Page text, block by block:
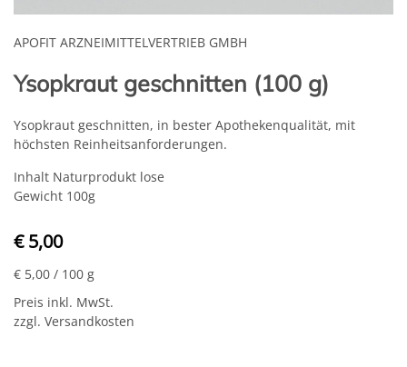
APOFIT ARZNEIMITTELVERTRIEB GMBH
Ysopkraut geschnitten (100 g)
Ysopkraut geschnitten, in bester Apothekenqualität, mit
höchsten Reinheitsanforderungen.
Inhalt Naturprodukt lose
Gewicht 100g
€ 5,00
€ 5,00 / 100 g
Preis inkl. MwSt.
zzgl. Versandkosten